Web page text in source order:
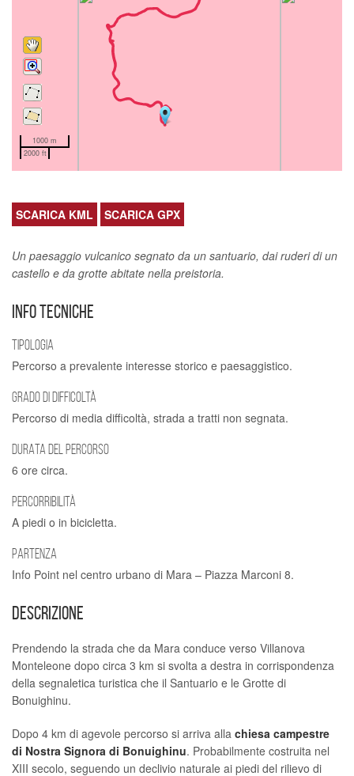
1000 m
2000 ft
SCARICA KML SCARICA GPX
Un paesaggio vulcanico segnato da un santuario, dai ruderi di un
castello e da grotte abitate nella preistoria.
INFO TECNICHE
TIPOLOGIA
Percorso a prevalente interesse storico e paesaggistico.
GRADO DI DIFFICOLTÀ
Percorso di media difficoltà, strada a tratti non segnata.
DURATA DEL PERCORSO
6 ore circa.
PERCORRIBILITÀ
A piedi o in bicicletta.
PARTENZA
Info Point nel centro urbano di Mara – Piazza Marconi 8.
DESCRIZIONE
Prendendo la strada che da Mara conduce verso Villanova
Monteleone dopo circa 3 km si svolta a destra in corrispondenza
della segnaletica turistica che il Santuario e le Grotte di
Bonuighinu.
Dopo 4 km di agevole percorso si arriva alla chiesa campestre
di Nostra Signora di Bonuighinu. Probabilmente costruita nel
XIII secolo, seguendo un declivio naturale ai piedi del rilievo di